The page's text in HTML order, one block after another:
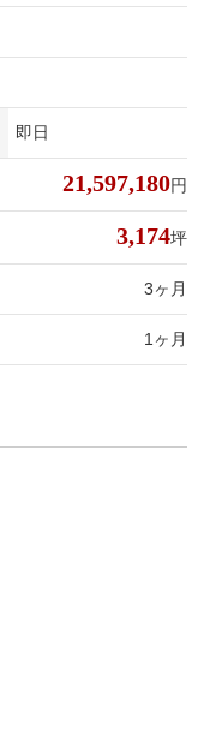
即日
21,597,180円
3,174坪
3ヶ月
1ヶ月